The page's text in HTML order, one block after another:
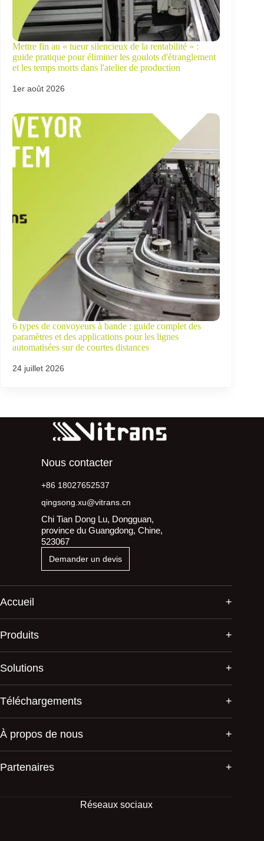
Mettre fin au « tueur silencieux de la rentabilité » :
guide pratique pour éliminer les goulots d'étranglement
et les temps morts dans l'atelier de production
1er août 2026
6 types de convoyeurs à bande : guide complet des
paramètres et des applications pour les lignes
automatisées sur de courtes distances
24 juillet 2026
Nous contacter
+86 18027652537
qingsong.xu@vitrans.cn
Chi Tian Dong Lu, Dongguan,
province du Guangdong, Chine,
523067
Demander un devis
Accueil
Produits
Solutions
Téléchargements
À propos de nous
Partenaires
Réseaux sociaux